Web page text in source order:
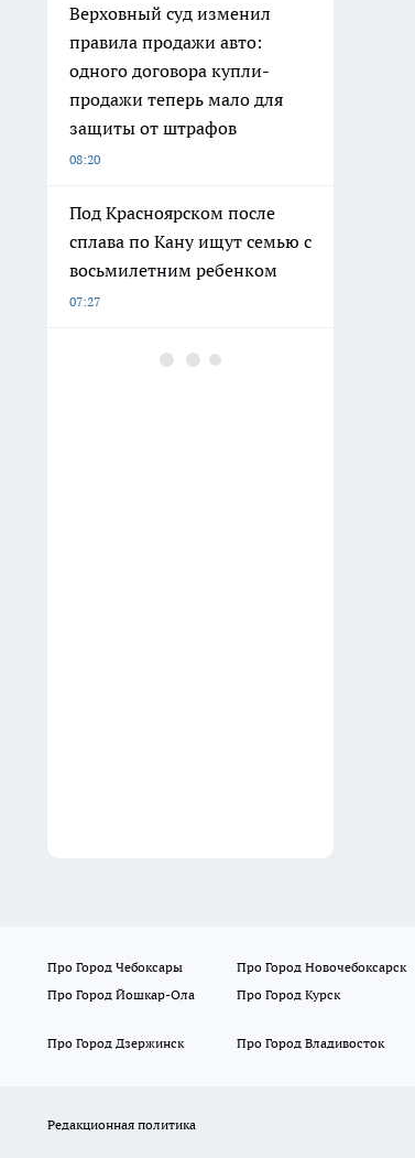
Верховный суд изменил
правила продажи авто:
одного договора купли-
продажи теперь мало для
защиты от штрафов
08:20
Под Красноярском после
сплава по Кану ищут семью с
восьмилетним ребенком
07:27
Под Самарой после
Про Город Чебоксары Про Город Новочебоксарск
Про Город Йошкар-Ола
Про Город Курск
Про Город Дзержинск
Про Город Владивосток
Редакционная политика